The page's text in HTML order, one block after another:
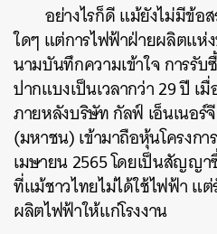
อย่างไรก็ดี แม้ยังไม่มีข้
ใดๆ แต่การไฟฟ้าฝ่ายผลิตแห่
นามบันทึกความเข้าใจ การรับ
ปากแบงเป็นเวลากว่า 29 ปี เ
ภายหลังบริษัท กัลฟ์ เอ็นเนอร์
(มหาชน) เข้ามาถือหุ้นโครงก
เมษายน 2565 โดยเป็นสัญญ
ที่แม้ชาวไทยไม่ได้ใช้ไฟฟ้า แ
ผลิตไฟฟ้าให้แก่โรงงาน